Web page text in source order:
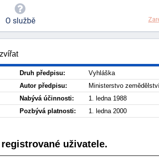
Druh předpisu:
Vyhláška
Autor předpisu:
Ministerstvo
Nabývá účinnosti:
1. ledna 1988
Pozbývá platnosti: 1. ledna 2000
uživatele.
O službě